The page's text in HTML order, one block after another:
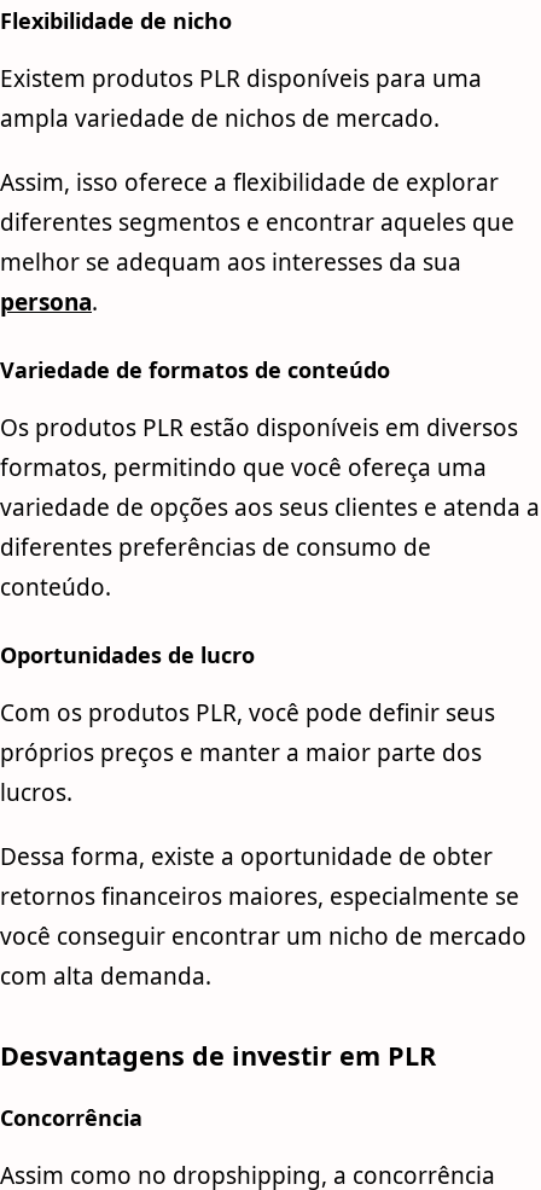
Flexibilidade de nicho
Existem produtos PLR disponíveis para uma
ampla variedade de nichos de mercado.
Assim, isso oferece a flexibilidade de explorar
diferentes segmentos e encontrar aqueles que
melhor se adequam aos interesses da sua
persona.
Variedade de formatos de conteúdo
Os produtos PLR estão disponíveis em diversos
formatos, permitindo que você ofereça uma
variedade de opções aos seus clientes e atenda a
diferentes preferências de consumo de
conteúdo.
Oportunidades de lucro
Com os produtos PLR, você pode definir seus
próprios preços e manter a maior parte dos
lucros.
Dessa forma, existe a oportunidade de obter
retornos financeiros maiores, especialmente se
você conseguir encontrar um nicho de mercado
com alta demanda.
Desvantagens de investir em PLR
Concorrência
Assim como no dropshipping, a concorrência